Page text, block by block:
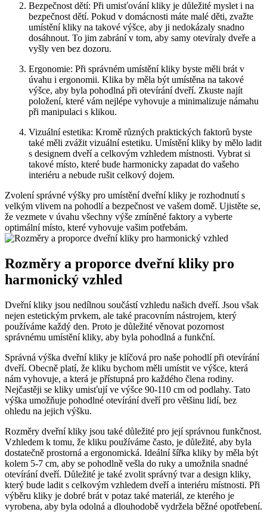
Bezpečnost dětí: Při ⁤umisťování kliky je ‍důležité myslet i ⁤na
bezpečnost dětí.‍ Pokud v domácnosti máte malé děti, zvažte
umístění kliky na takové výšce, aby ji nedokázaly snadno
dosáhnout. To jim zabrání v tom, aby samy otevíraly dveře a
vyšly ‌ven bez dozoru.
Ergonomie: Při správném umístění kliky ⁣byste měli brát v
úvahu i ergonomii. Klika by měla ‍být umístěna na ‍takové
výšce, ‍aby byla pohodlná ⁤při otevírání dveří. Zkuste najít⁤
položení, které vám nejlépe vyhovuje a ⁤minimalizuje námahu
při manipulaci​ s klikou.
Vizuální estetika: Kromě různých praktických faktorů byste
také měli ⁤zvážit vizuální estetiku. Umístění kliky by mělo ladit
s designem dveří a celkovým ⁢vzhledem místnosti. Vybrat si
takové místo, které bude harmonicky zapadat do vašeho
interiéru a nebude rušit celkový dojem.
Zvolení správné ‍výšky pro umístění dveřní kliky je rozhodnutí⁣ s
velkým vlivem na⁢ pohodlí a bezpečnost ve vašem domě. Ujistěte se,
že vezmete v úvahu všechny výše zmíněné faktory⁣ a vyberte
optimální ⁤místo, které vyhovuje vašim potřebám.
Rozměry⁣ a proporce⁤ dveřní⁤ kliky⁢ pro
harmonický vzhled
Dveřní kliky jsou nedílnou součástí vzhledu‍ našich dveří. Jsou však​
nejen ‌estetickým prvkem, ale také pracovním nástrojem,‌ který
‍používáme každý den. Proto je důležité​ věnovat pozornost
správnému umístění kliky, aby byla pohodlná ‍a funkční.
Správná výška dveřní kliky je klíčová pro naše pohodlí při otevírání
dveří.‍ Obecně platí, že kliku bychom‌ měli umístit ve výšce, ​která
⁤nám vyhovuje, a⁢ která je přístupná pro každého člena rodiny.
Nejčastěji⁤ se kliky umisťují ve výšce 90-110 cm‌ od⁤ podlahy. Tato
výška umožňuje pohodlné otevírání ⁤dveří pro většinu lidí, bez
ohledu na jejich ‌výšku.
Rozměry dveřní kliky jsou také⁤ důležité pro její správnou funkčnost.‌
Vzhledem k⁣ tomu,‌ že kliku používáme často, je důležité, aby byla
dostatečně prostorná a​ ergonomická. Ideální šířka kliky by měla být​
kolem⁣ 5-7 cm, aby se ⁣pohodlně ⁤vešla do ruky a umožnila snadné
otevírání dveří.⁤ Důležité je také zvolit správný tvar a design kliky,
který bude​ ladit s celkovým‌ vzhledem dveří a interiéru místnosti. Při
‍výběru kliky je dobré brát⁢ v potaz také materiál, ​ze kterého je
vyrobena,‌ aby byla​ odolná⁤ a dlouhodobě vydržela běžné opotřebení.